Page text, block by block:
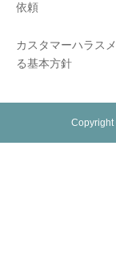
依頼
カスタマーハラス
る基本方針
Copyright